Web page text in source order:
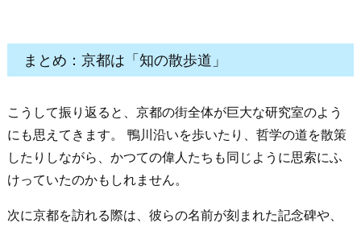
まとめ：京都は「知の散歩道」
こうして振り返ると、京都の街全体が巨大な研究室のよう
にも思えてきます。 鴨川沿いを歩いたり、哲学の道を散策
したりしながら、かつての偉人たちも同じように思索にふ
けっていたのかもしれません。
次に京都を訪れる際は、彼らの名前が刻まれた記念碑や、